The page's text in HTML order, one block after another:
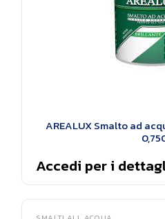
AREALUX Smalto ad
Accedi per i